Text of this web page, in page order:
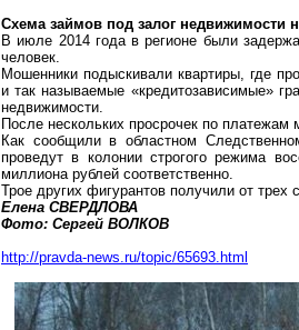
Схема займов под залог недвижимости
В июле 2014 года в регионе были
человек.
Мошенники подыскивали квартиры, где
и так называемые «кредитозависимые»
недвижимости.
После нескольких просрочек по
Как сообщили в областном
проведут в колонии строгого режима
миллиона рублей соответственно.
Трое других фигурантов получили от
Елена СВЕРДЛОВА
Фото: Сергей ВОЛКОВ
http://pravda-news.ru/topic/65693.html